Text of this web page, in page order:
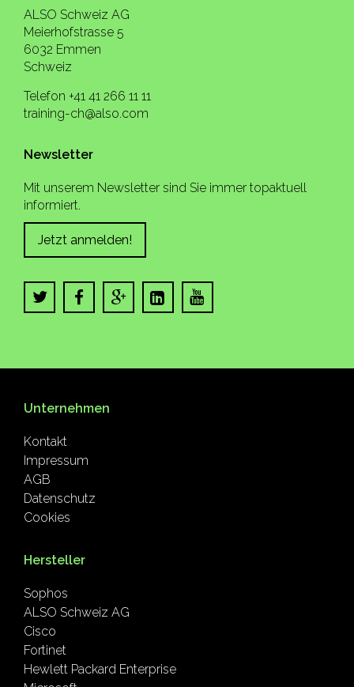
ALSO Schweiz AG
Meierhofstrasse 5
6032 Emmen
Schweiz
Telefon +41 41 266 11 11
training-ch@also.com
Newsletter
Mit unserem Newsletter sind Sie immer topaktuell
informiert.
Jetzt anmelden!
Unternehmen
Kontakt
Impressum
AGB
Datenschutz
Cookies
Hersteller
Sophos
ALSO Schweiz AG
Cisco
Fortinet
Hewlett Packard Enterprise